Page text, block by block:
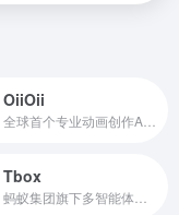
OiiOii
Tbox